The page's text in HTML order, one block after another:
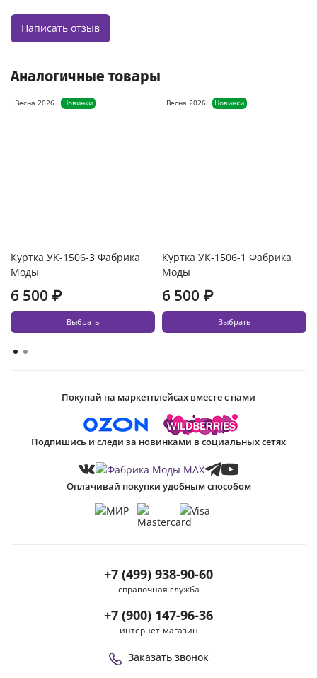
Написать отзыв
Аналогичные товары
Весна 2026 Новинки
Куртка УК-1506-3 Фабрика
Моды
6 500 ₽
Выбрать
Весна 2026 Новинки
Куртка УК-1506-1 Фабрика
Моды
6 500 ₽
Выбрать
+7 (499) 938-90-60
справочная служба
+7 (900) 147-96-36
интернет-магазин
Заказать звонок
Покупай на маркетплейсах вместе с нами
Подпишись и следи за новинками в социальных сетях
Оплачивай покупки удобным способом